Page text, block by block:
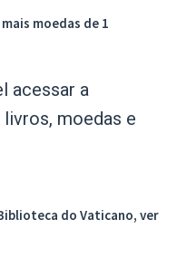
moedas de 1
do Vaticano, ver